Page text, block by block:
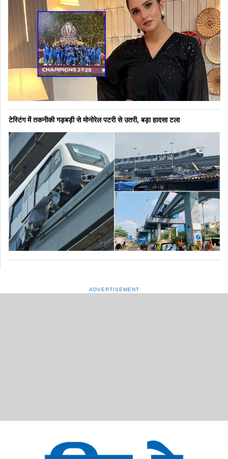
टेस्टिंग में तकनीकी गड़बड़ी से मोनोरेल पटरी से उतरी, बड़ा हादसा टला
ADVERTISEMENT